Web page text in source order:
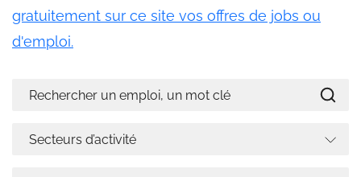
gratuitement sur ce site vos offres de jobs ou
d'emploi.